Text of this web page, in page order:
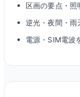
区画の要点・照
逆光・夜間・雨
電源・SIM電波